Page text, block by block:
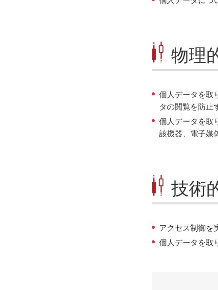
物理
個人データを取
タの閲覧を防止
個人データを取
該機器、電子媒
技術
アクセス制御を
個人データを取